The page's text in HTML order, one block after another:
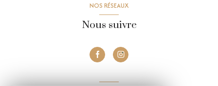
NOS RÉSEAUX
Nous suivre